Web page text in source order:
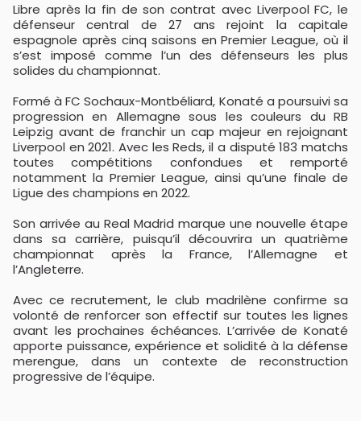
Libre après la fin de son contrat avec Liverpool FC, le
défenseur central de 27 ans rejoint la capitale
espagnole après cinq saisons en Premier League, où il
s’est imposé comme l’un des défenseurs les plus
solides du championnat.
Formé àFC Sochaux-Montbéliard, Konaté a poursuivi sa
progression en Allemagne sous les couleurs du RB
Leipzig avant de franchir un cap majeur en rejoignant
Liverpool en 2021. Avec les Reds, il a disputé 183 matchs
toutes compétitions confondues et remporté
notamment la Premier League, ainsi qu’une finale de
Ligue des champions en 2022.
Son arrivée au Real Madrid marque une nouvelle étape
dans sa carrière, puisqu’il découvrira un quatrième
championnat après la France, l’Allemagne et
l’Angleterre.
Avec ce recrutement, le club madrilène confirme sa
volonté de renforcer son effectif sur toutes les lignes
avant les prochaines échéances. L’arrivée de Konaté
apporte puissance, expérience et solidité à la défense
merengue, dans un contexte de reconstruction
progressive de l’équipe.